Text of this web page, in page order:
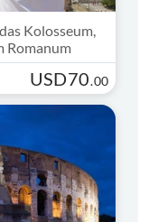
Kolosseum,
Romanum
USD70.00